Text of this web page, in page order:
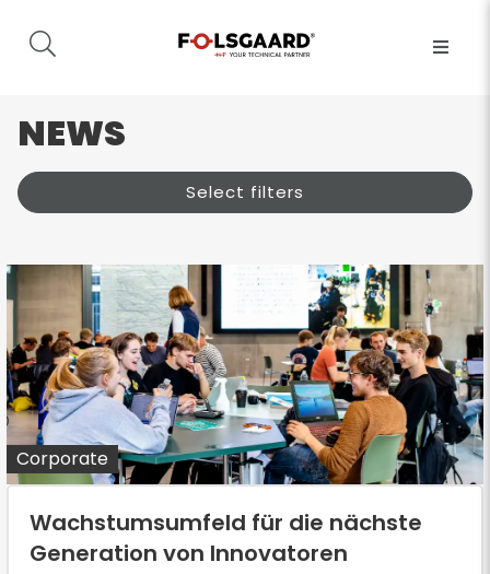
NEWS
Select filters
Corporate
Wachstumsumfeld für die nächste
Generation von Innovatoren